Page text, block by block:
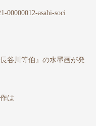
00000012-asahi-soci
谷川等伯』の水墨画が発
は